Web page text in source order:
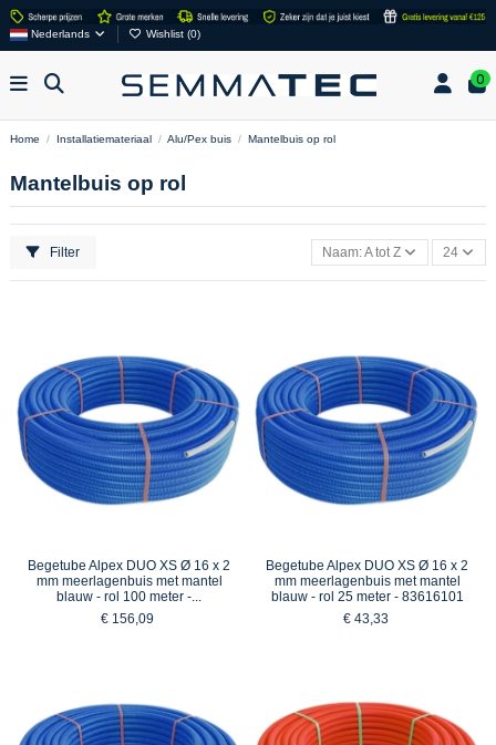
Nederlands Wishlist (0)
0
Home Installatiemateriaal Alu/Pex buis Mantelbuis op rol
Mantelbuis op rol
Filter Naam: A tot Z 24
Begetube Alpex DUO XS Ø 16 x 2
mm meerlagenbuis met mantel
blauw - rol 100 meter -...
€ 156,09
Begetube Alpex DUO XS Ø 16 x 2
mm meerlagenbuis met mantel
blauw - rol 25 meter - 83616101
€ 43,33